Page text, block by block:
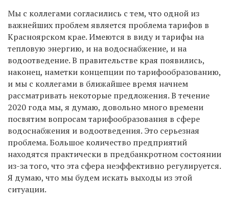
Мы с коллегами согласились с тем, что одной из
важнейших проблем является проблема тарифов в
Красноярском крае. Имеются в виду и тарифы на
тепловую энергию, и на водоснабжение, и на
водоотведение. В правительстве края появились,
наконец, наметки концепции по тарифообразованию,
и мы с коллегами в ближайшее время начнем
рассматривать некоторые предложения. В течение
2020 года мы, я думаю, довольно много времени
посвятим вопросам тарифообразования в сфере
водоснабжения и водоотведения. Это серьезная
проблема. Большое количество предприятий
находятся практически в предбанкротном состоянии
из-за того, что эта сфера неэффективно регулируется.
Я думаю, что мы будем искать выходы из этой
ситуации.